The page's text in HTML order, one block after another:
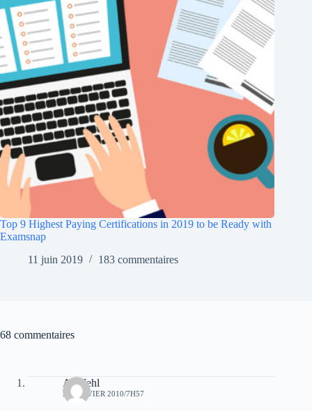
Top 9 Highest Paying Certifications in 2019 to be Ready with
Examsnap
11 juin 2019
183 commentaires
68 commentaires
AbuJehl
24 JANVIER 2010/7H57